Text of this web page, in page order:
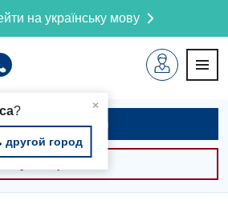
на українську мову
×
?
другой город
на приём